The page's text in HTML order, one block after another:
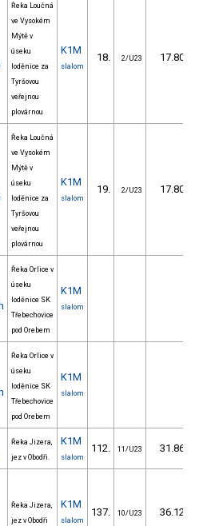
Řeka Loučná
ve Vysokém
Mýtě v
úseku
loděnice za
Tyršovou
veřejnou
plovárnou
K1M
slalom
18. 2/U23 17.80
Řeka Loučná
ve Vysokém
Mýtě v
úseku
loděnice za
Tyršovou
veřejnou
plovárnou
K1M
slalom
19. 2/U23 17.80
Řeka Orlice v
úseku
loděnice SK
Třebechovice
pod Orebem
K1M
slalom
Řeka Orlice v
úseku
loděnice SK
Třebechovice
pod Orebem
K1M
slalom
Řeka Jizera,
jez v Obodři.
K1M
slalom
112. 11/U23 31.86
Řeka Jizera,
jez v Obodři
K1M
slalom
137. 10/U23 36.12